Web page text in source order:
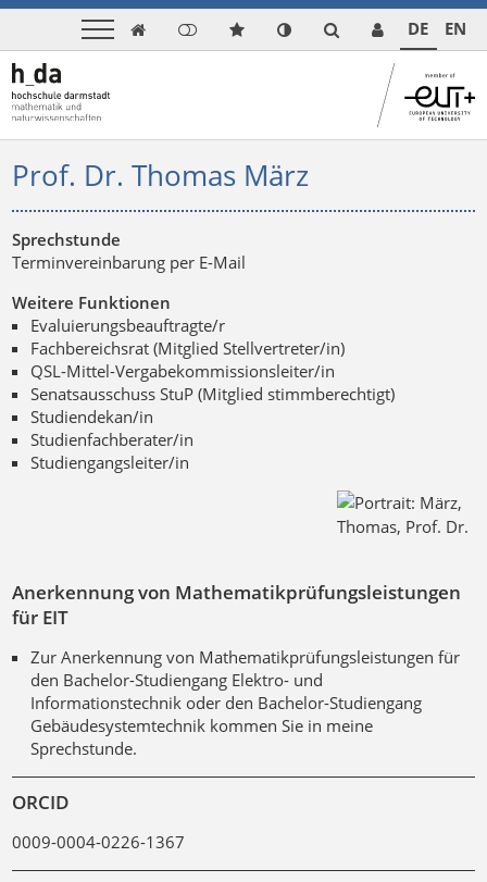
 DE EN
Prof. Dr. Thomas März
Sprechstunde
Terminvereinbarung per E-Mail
Weitere Funktionen
Evaluierungsbeauftragte/r
Fachbereichsrat (Mitglied Stellvertreter/in)
QSL-Mittel-Vergabekommissionsleiter/in
Senatsausschuss StuP (Mitglied stimmberechtigt)
Studiendekan/in
Studienfachberater/in
Studiengangsleiter/in
Anerkennung von Mathematikprüfungsleistungen
für EIT
Zur Anerkennung von Mathematikprüfungsleistungen für
den Bachelor-Studiengang Elektro- und
Informationstechnik oder den Bachelor-Studiengang
Gebäudesystemtechnik kommen Sie in meine
Sprechstunde.
ORCID
0009-0004-0226-1367